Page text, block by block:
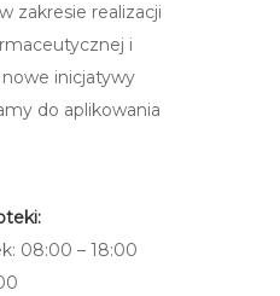
zakresie realizacji
i
inicjatywy
do aplikowania
08:00 – 18:00